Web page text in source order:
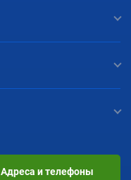
Адреса и телефоны